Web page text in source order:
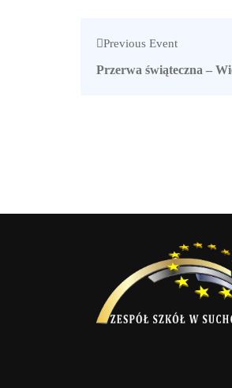
Previous Event
Przerwa świąteczna –